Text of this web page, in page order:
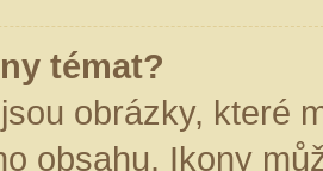
témat?
obrázky, které
obsahu. Ikony